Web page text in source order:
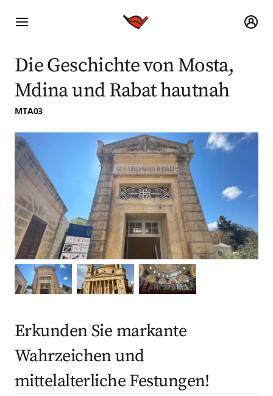
Die Geschichte von Mosta,
Mdina und Rabat hautnah
MTA03
Erkunden Sie markante
Wahrzeichen und
mittelalterliche Festungen!